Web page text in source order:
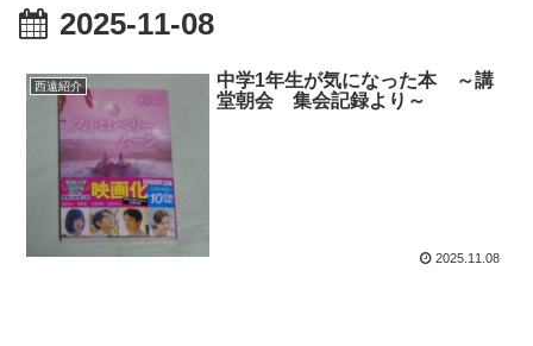
2025-11-08
西遠紹介
中学1年生が気になった本 ～講
堂朝会 集会記録より～
2025.11.08